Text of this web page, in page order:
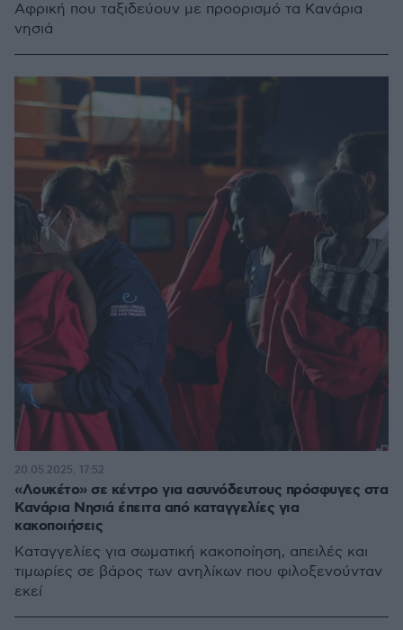
Αφρική που ταξιδεύουν με προορισμό τα Κανάρια
νησιά
«Λουκέτο» σε κέντρο για ασυνόδευτους πρόσφυγες στα
Κανάρια Νησιά έπειτα από καταγγελίες για
κακοποιήσεις
Καταγγελίες για σωματική κακοποίηση, απειλές και
τιμωρίες σε βάρος των ανηλίκων που φιλοξενούνταν
εκεί
20.05.2025, 17:52